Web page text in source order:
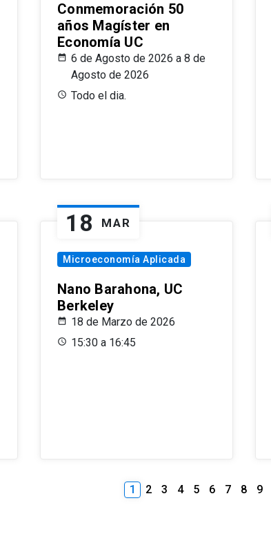
Conmemoración 50
años Magíster en
Economía UC
6 de Agosto de 2026 a 8 de
Agosto de 2026
Todo el dia.
18 MAR
Microeconomía Aplicada
Nano Barahona, UC
Berkeley
18 de Marzo de 2026
15:30 a 16:45
1 2 3 4 5 6 7 8 9